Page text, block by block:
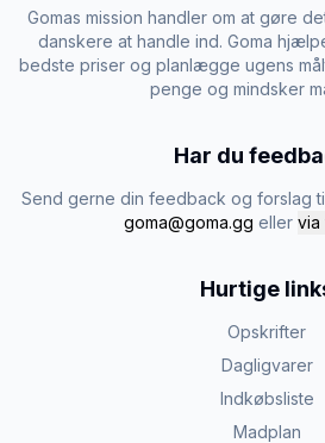
Gomas mission handler om at gøre
danskere at handle ind. Goma
bedste priser og planlægge ugens
penge og mindsker
Har du
Send gerne din feedback og forslag
goma@goma.gg eller via
Hurtige
Opskrifter
Dagligvarer
Indkøbsliste
Madplan